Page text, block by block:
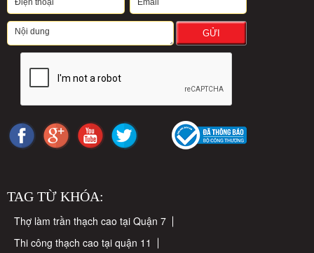
GỬI
TAG TỪ KHÓA:
Thợ làm trần thạch cao tại Quận 7
Thi công thạch cao tại quận 11